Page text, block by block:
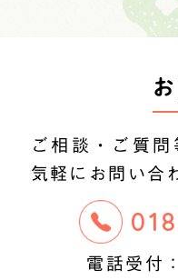
ご相談・ご質問
気軽にお問い合
電話受付